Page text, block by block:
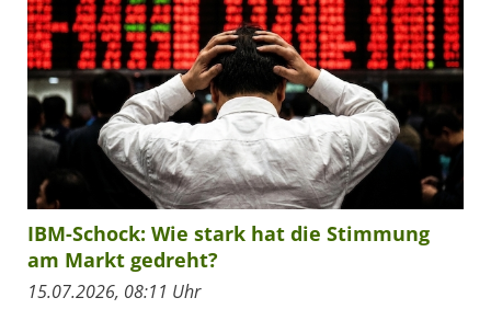
IBM-Schock: Wie stark hat die Stimmung
am Markt gedreht?
15.07.2026, 08:11 Uhr